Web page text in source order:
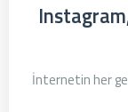
İnternetin her